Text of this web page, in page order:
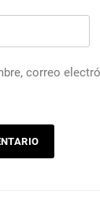
correo